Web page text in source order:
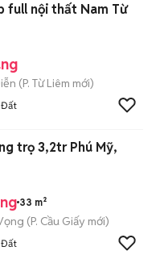
full nội thất Nam Từ
(P. Từ Liêm mới)
Đất
trọ 3,2tr Phú Mỹ,
33 m²
(P. Cầu Giấy mới)
Đất